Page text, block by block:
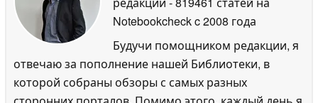
Notebookcheckc 2008 года
Будучи помощником редакции, я
отвечаю за пополнение нашей Библиотеки, в
которой собраны обзоры с самых разных